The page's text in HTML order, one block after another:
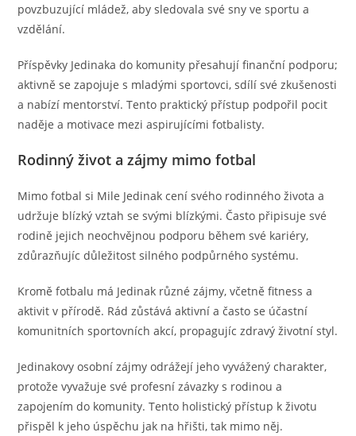
povzbuzující mládež, aby sledovala své sny ve sportu a
vzdělání.
Příspěvky Jedinaka do komunity přesahují finanční podporu;
aktivně se zapojuje s mladými sportovci, sdílí své zkušenosti
a nabízí mentorství. Tento praktický přístup podpořil pocit
naděje a motivace mezi aspirujícími fotbalisty.
Rodinný život a zájmy mimo fotbal
Mimo fotbal si Mile Jedinak cení svého rodinného života a
udržuje blízký vztah se svými blízkými. Často připisuje své
rodině jejich neochvějnou podporu během své kariéry,
zdůrazňujíc důležitost silného podpůrného systému.
Kromě fotbalu má Jedinak různé zájmy, včetně fitness a
aktivit v přírodě. Rád zůstává aktivní a často se účastní
komunitních sportovních akcí, propagujíc zdravý životní styl.
Jedinakovy osobní zájmy odrážejí jeho vyvážený charakter,
protože vyvažuje své profesní závazky s rodinou a
zapojením do komunity. Tento holistický přístup k životu
přispěl k jeho úspěchu jak na hřišti, tak mimo něj.